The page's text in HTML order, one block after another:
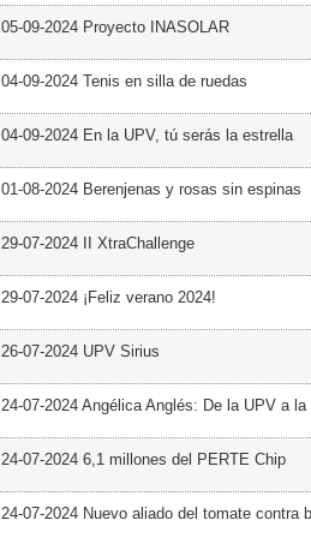
05-09-2024 Proyecto INASOLAR
04-09-2024 Tenis en silla de ruedas
04-09-2024 En la UPV, tú serás la estrella
01-08-2024 Berenjenas y rosas sin espinas
29-07-2024 II XtraChallenge
29-07-2024 ¡Feliz verano 2024!
26-07-2024 UPV Sirius
24-07-2024 Angélica Anglés: De la UPV a
24-07-2024 6,1 millones del PERTE Chip
24-07-2024 Nuevo aliado del tomate contra